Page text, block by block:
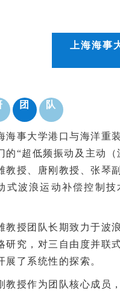
上海海事
团 队
海事大学港口与海洋重
的“超低频振动及主动
教授、唐刚教授、张琴
式波浪运动补偿控制
教授团队长期致力于波
研究，对三自由度并联
展了系统性的探索。
教授作为团队核心成员